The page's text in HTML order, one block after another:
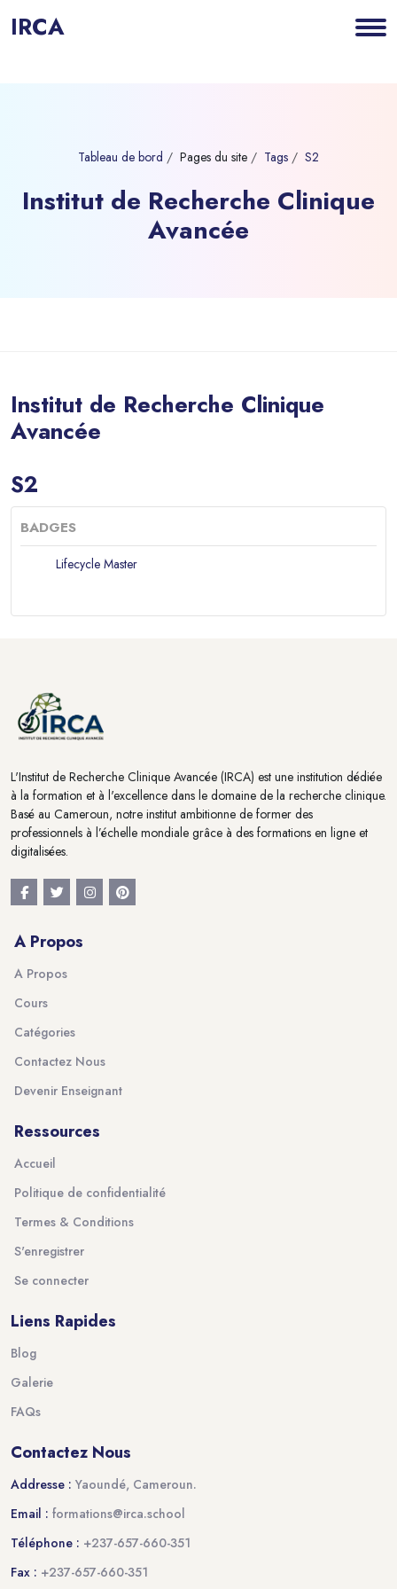
IRCA
Tableau de bord Pages du site Tags S2
Institut de Recherche Clinique
Avancée
Institut de Recherche Clinique
Avancée
Blocs
S2
BADGES
Lifecycle Master
L'Institut de Recherche Clinique Avancée (IRCA) est une institution dédiée
à la formation et à l'excellence dans le domaine de la recherche clinique.
Basé au Cameroun, notre institut ambitionne de former des
professionnels à l’échelle mondiale grâce à des formations en ligne et
digitalisées.
A Propos
A Propos
Cours
Catégories
Contactez Nous
Devenir Enseignant
Ressources
Accueil
Politique de confidentialité
Termes & Conditions
S'enregistrer
Se connecter
Liens Rapides
Blog
Galerie
FAQs
Contactez Nous
Addresse : Yaoundé, Cameroun.
Email : formations@irca.school
Téléphone : +237-657-660-351
Fax : +237-657-660-351